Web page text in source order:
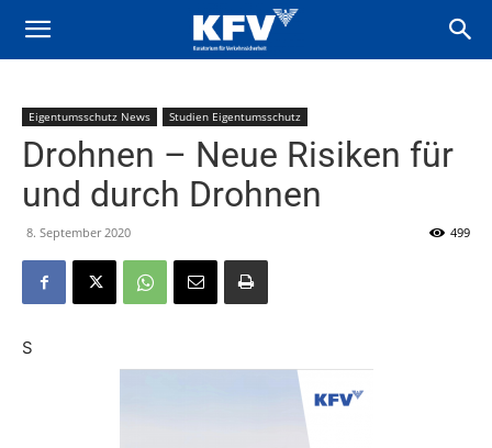
Eigentumsschutz News Studien Eigentumsschutz
Drohnen – Neue Risiken für
und durch Drohnen
8. September 2020 499
S